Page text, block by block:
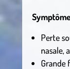
Perte
nasale,
Grande